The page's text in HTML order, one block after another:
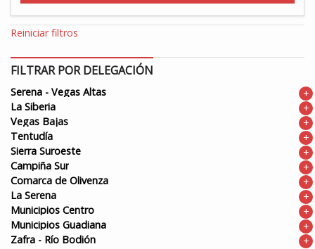
Reiniciar filtros
FILTRAR POR DELEGACIÓN